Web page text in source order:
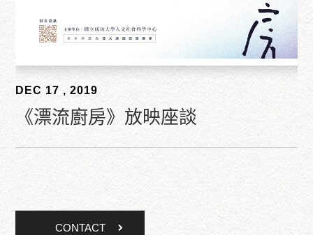
DEC 17 , 2019
《漂流廚房》放映座談
CONTACT